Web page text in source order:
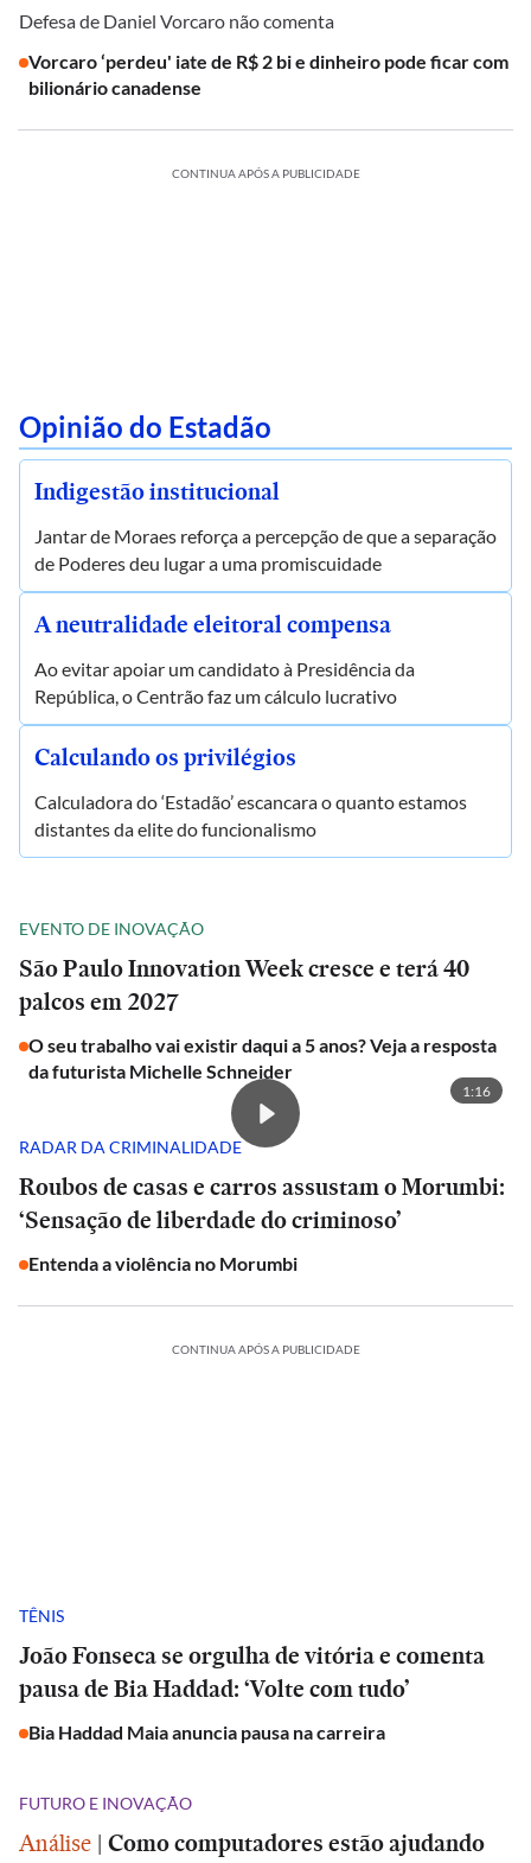
Defesa de Daniel Vorcaro não comenta
Vorcaro ‘perdeu' iate de R$ 2 bi e dinheiro pode ficar com
bilionário canadense
CONTINUA APÓS A PUBLICIDADE
Opinião do Estadão
Indigestão institucional
Jantar de Moraes reforça a percepção de que a separação
de Poderes deu lugar a uma promiscuidade
A neutralidade eleitoral compensa
Ao evitar apoiar um candidato à Presidência da
República, o Centrão faz um cálculo lucrativo
Calculando os privilégios
Calculadora do ‘Estadão’ escancara o quanto estamos
distantes da elite do funcionalismo
EVENTO DE INOVAÇÃO
São Paulo Innovation Week cresce e terá 40
palcos em 2027
O seu trabalho vai existir daqui a 5 anos? Veja a resposta
da futurista Michelle Schneider
1:16
RADAR DA CRIMINALIDADE
Roubos de casas e carros assustam o Morumbi:
‘Sensação de liberdade do criminoso’
Entenda a violência no Morumbi
CONTINUA APÓS A PUBLICIDADE
TÊNIS
João Fonseca se orgulha de vitória e comenta
pausa de Bia Haddad: ‘Volte com tudo’
Bia Haddad Maia anuncia pausa na carreira
FUTURO E INOVAÇÃO
Análise | Como computadores estão ajudando